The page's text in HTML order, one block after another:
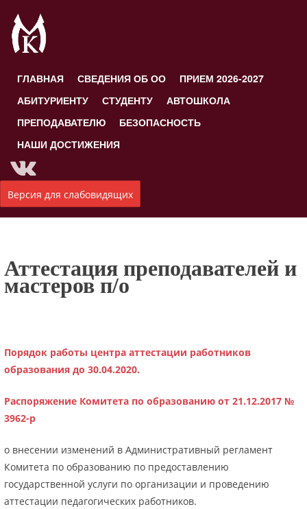
ГЛАВНАЯ СВЕДЕНИЯ ОБ ОО
ПРИЕМ 2026-2027
АБИТУРИЕНТУ
СТУДЕНТУ
АВТОШКОЛА
ПРЕПОДАВАТЕЛЮ
БЕЗОПАСНОСТЬ
НАШИ ДОСТИЖЕНИЯ
Версия для слабовидящих
Аттестация преподавателей и
мастеров п/о
Порядок работы центра аттестации работников
образования до 30.04.2020.
Распоряжение Комитета по образованию от 21.12.2017 №
3962-р
о внесении изменений в Административный регламент
Комитета по образованию по предоставлению
государственной услуги по организации и проведению
аттестации педагогических работников.